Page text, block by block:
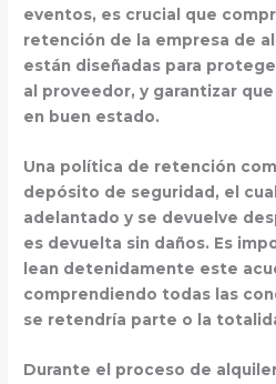
eventos, es crucial que
retención de la empresa de
están diseñadas para
al proveedor, y garantizar
en buen estado.
Una política de retención
depósito de seguridad , el
adelantado y se devuelve
es devuelta sin daños. Es
lean detenidamente este
comprendiendo todas las
se retendría parte o la
Durante el proceso de